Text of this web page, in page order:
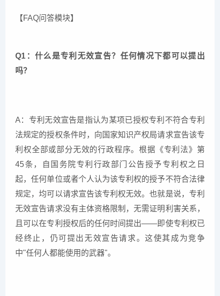
【FAQ问答模块】
Q1：什么是专利无效宣告？任何情况下都可以提出
吗？
A：专利无效宣告是指认为某项已授权专利不符合专利
法规定的授权条件时，向国家知识产权局请求宣告该专
利权全部或部分无效的行政程序。根据《专利法》第
45条，自国务院专利行政部门公告授予专利权之日
起，任何单位或者个人认为该专利权的授予不符合法律
规定，均可以请求宣告该专利权无效。也就是说，专利
无效宣告请求没有主体资格限制，无需证明利害关系，
且可以在专利授权后的任何时间提出——即使专利权已
经终止，仍可提出无效宣告请求。这使其成为竞争
中"任何人都能使用的武器"。